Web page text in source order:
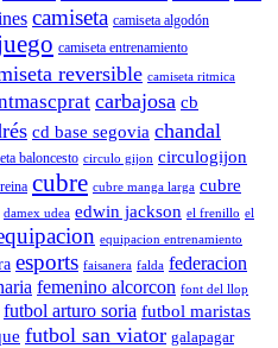
camiseta camiseta algodón
camiseta entrenamiento
reversible camiseta ritmica
carbajosa cb
cd base segovia chandal
baloncesto circulo gijon circulogijon
cubre cubre manga larga cubre
damex udea edwin jackson el frenillo el
equipacion entrenamiento
esports faisanera falda federacion
femenino alcorcon font del llop
futbol arturo soria futbol maristas
futbol san viator galapagar